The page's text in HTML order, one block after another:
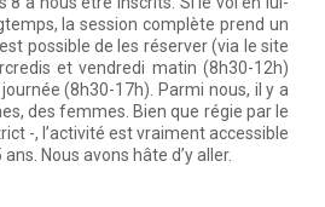
la session complète prend un
possible de les réserver (via le site
et vendredi matin (8h30-12h)
(8h30-17h). Parmi nous, il y a
des femmes. Bien que régie par le
-, l’activité est vraiment accessible
Nous avons hâte d’y aller.